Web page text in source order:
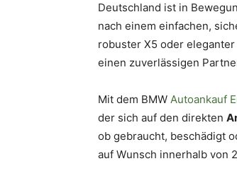
Deutschland ist in
nach einem einfachen,
robuster X5 oder
einen zuverlässigen
Mit dem BMW Autoankauf
der sich auf den direkten
ob gebraucht, beschädigt
auf Wunsch innerhalb von